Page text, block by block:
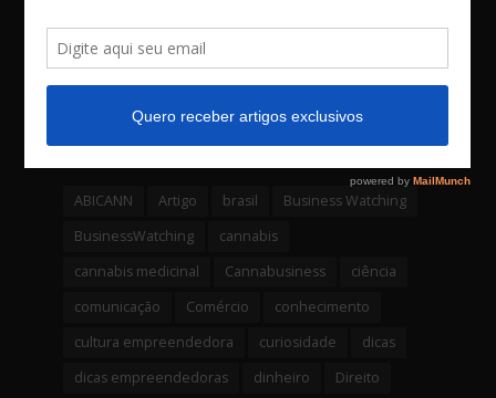
Bossa Nova Investimentos é a primeira
empresa da América latina a lançar um
fundo através de uma Criptomoeda
ABICANN Artigo brasil
Business Watching
BusinessWatching
cannabis
cannabis medicinal
Cannabusiness
ciência
comunicação
Comércio
conhecimento
cultura empreendedora
curiosidade
dicas
dicas empreendedoras
dinheiro Direito